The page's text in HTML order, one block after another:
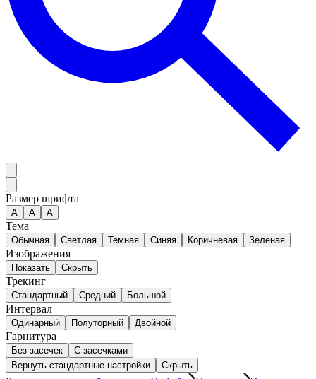
Размер шрифта
А A A
Тема
Обычная Светлая Темная Синяя Коричневая Зеленая
Изображения
Показать Скрыть
Трекинг
Стандартный Средний Большой
Интервал
Одинарный Полуторный Двойной
Гарнитура
Без засечек
С засечками
Вернуть стандартные настройки
Скрыть